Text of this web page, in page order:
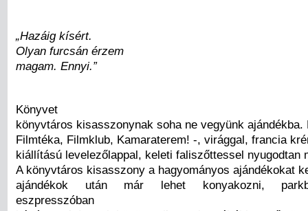
„Hazáig kísért.
Olyan furcsán érzem
magam. Ennyi.”
Könyvet
könyvtáros kisasszonynak soha ne vegyünk ajándékba.
Filmtéka, Filmklub, Kamaraterem! -, virággal, francia
kiállítású levelezőlappal, keleti faliszőttessel nyugodtan
A könyvtáros kisasszony a hagyományos ajándékokat
ajándékok után már lehet konyakozni,
eszpresszóban